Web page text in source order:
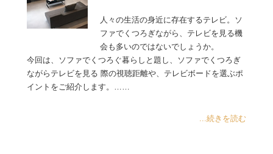
人々の生活の身近に存在するテレビ。ソ
ファでくつろぎながら、テレビを見る機
会も多いのではないでしょうか。
今回は、ソファでくつろぐ暮らしと題し、ソファでくつろぎ
ながらテレビを見る 際の視聴距離や、テレビボードを選ぶポ
イントをご紹介します。……
...続きを読む